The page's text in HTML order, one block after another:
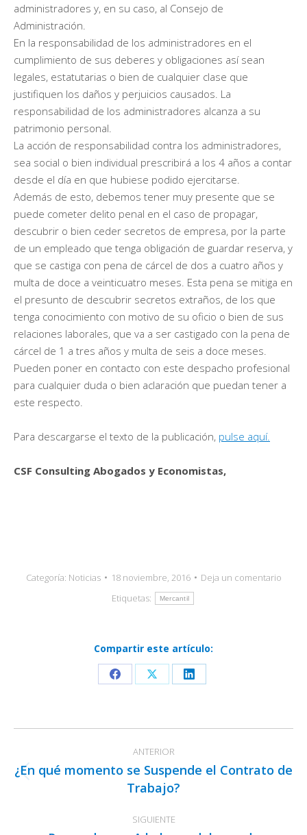
administradores y, en su caso, al Consejo de
Administración.
En la responsabilidad de los administradores en el
cumplimiento de sus deberes y obligaciones así sean
legales, estatutarias o bien de cualquier clase que
justifiquen los daños y perjuicios causados. La
responsabilidad de los administradores alcanza a su
patrimonio personal.
La acción de responsabilidad contra los administradores,
sea social o bien individual prescribirá a los 4 años a contar
desde el día en que hubiese podido ejercitarse.
Además de esto, debemos tener muy presente que se
puede cometer delito penal en el caso de propagar,
descubrir o bien ceder secretos de empresa, por la parte
de un empleado que tenga obligación de guardar reserva, y
que se castiga con pena de cárcel de dos a cuatro años y
multa de doce a veinticuatro meses. Esta pena se mitiga en
el presunto de descubrir secretos extraños, de los que
tenga conocimiento con motivo de su oficio o bien de sus
relaciones laborales, que va a ser castigado con la pena de
cárcel de 1 a tres años y multa de seis a doce meses.
Pueden poner en contacto con este despacho profesional
para cualquier duda o bien aclaración que puedan tener a
este respecto.
Para descargarse el texto de la publicación, pulse aquí.
CSF Consulting Abogados y Economistas,
Categoría: Noticias 18 noviembre, 2016
Deja un comentario
Etiquetas:
Mercantil
Compartir este artículo:
Share
Facebook
Share
X
Share
LinkedIn
entre
publicaciones
ANTERIOR
Publicación
anterior:
¿En qué momento se Suspende el Contrato de
Trabajo?
SIGUIENTE